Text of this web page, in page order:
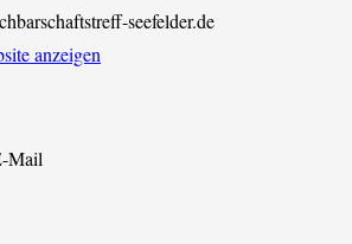
seefelder.de
anzeigen
Mail